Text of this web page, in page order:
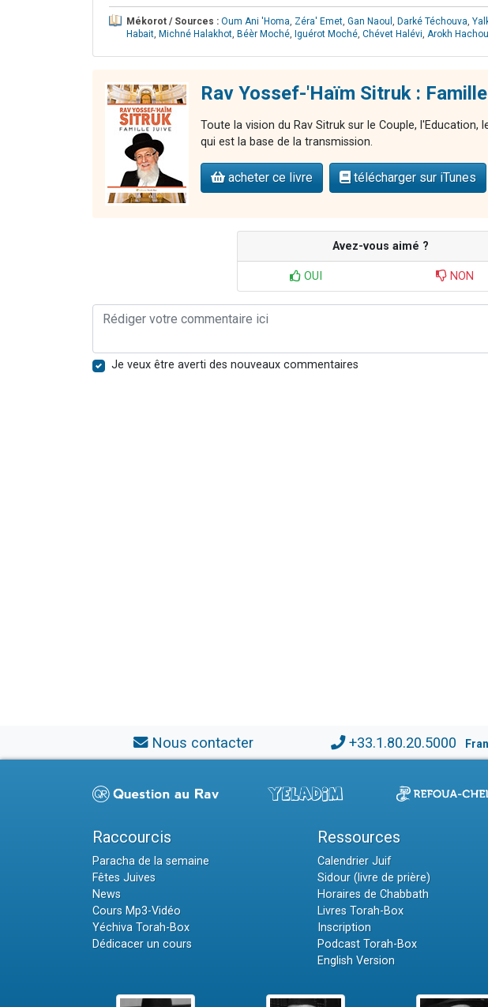
Mékorot / Sources : Oum Ani 'Homa Zéra' Emet Gan Naoul Darké Téchouva
Habait Michné Halakhot Béèr Moché Iguérot Moché Chévet Halévi Arokh
Rav Yossef-'Haïm Sitruk :
Toute la vision du Rav Sitruk sur le Couple, l'Education,
qui est la base de la transmission.
acheter ce livre télécharger sur iTunes
Avez-vous aimé ?
OUI NON
Je veux être averti des nouveaux commentaires
Nous contacter +33.1.80.20.5000
Raccourcis
Paracha de la semaine
Fêtes Juives
News
Cours Mp3-Vidéo
Yéchiva Torah-Box
Dédicacer un cours
Ressources
Calendrier Juif
Sidour (livre de prière)
Horaires de Chabbath
Livres Torah-Box
Inscription
Podcast Torah-Box
English Version